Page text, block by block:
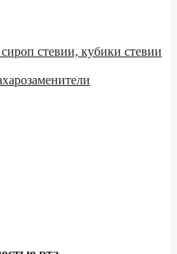
стевии, кубики стевии